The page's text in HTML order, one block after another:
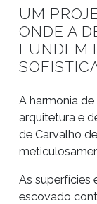
UM
ONDE A
FUNDEM
A harmonia
arquitetura e
de Carvalho
As superfícies
escovado